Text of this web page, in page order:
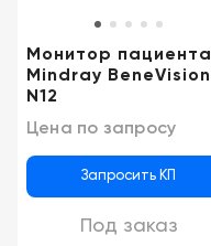
Монитор пациента
Mindray BeneVision
N12
Цена по запросу
Запросить КП
Под заказ